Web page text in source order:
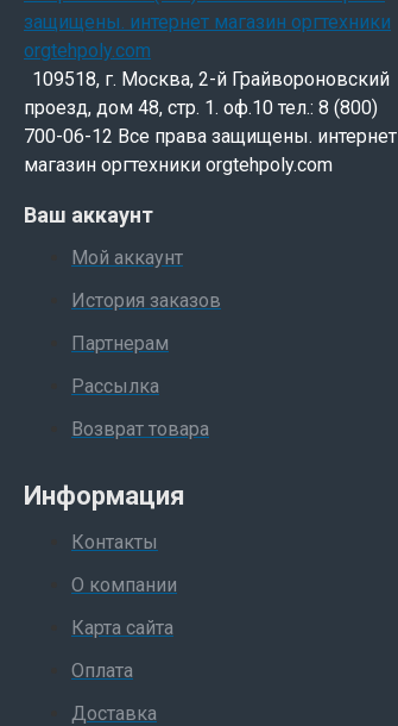
109518, г. Москва, 2-й Грайвороновский
проезд, дом 48, стр. 1. оф.10 тел.: 8 (800)
700-06-12 Все права защищены. интернет
магазин оргтехники orgtehpoly.com
Ваш аккаунт
Мой аккаунт
История заказов
Партнерам
Рассылка
Возврат товара
Информация
Контакты
О компании
Карта сайта
Оплата
Доставка